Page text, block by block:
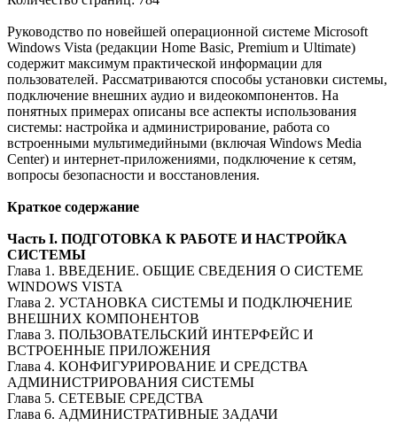
Руководство по новейшей операционной системе Microsoft
Windows Vista (редакции Home Basic, Premium и Ultimate)
содержит максимум практической информации для
пользователей. Рассматриваются способы установки системы,
подключение внешних аудио и видеокомпонентов. На
понятных примерах описаны все аспекты использования
системы: настройка и администрирование, работа со
встроенными мультимедийными (включая Windows Media
Center) и интернет-приложениями, подключение к сетям,
вопросы безопасности и восстановления.
Краткое содержание
Часть I. ПОДГОТОВКА К РАБОТЕ И НАСТРОЙКА
СИСТЕМЫ
Глава 1. ВВЕДЕНИЕ. ОБЩИЕ СВЕДЕНИЯ О СИСТЕМЕ
WINDOWS VISTA
Глава 2. УСТАНОВКА СИСТЕМЫ И ПОДКЛЮЧЕНИЕ
ВНЕШНИХ КОМПОНЕНТОВ
Глава 3. ПОЛЬЗОВАТЕЛЬСКИЙ ИНТЕРФЕЙС И
ВСТРОЕННЫЕ ПРИЛОЖЕНИЯ
Глава 4. КОНФИГУРИРОВАНИЕ И СРЕДСТВА
АДМИНИСТРИРОВАНИЯ СИСТЕМЫ
Глава 5. СЕТЕВЫЕ СРЕДСТВА
Глава 6. АДМИНИСТРАТИВНЫЕ ЗАДАЧИ